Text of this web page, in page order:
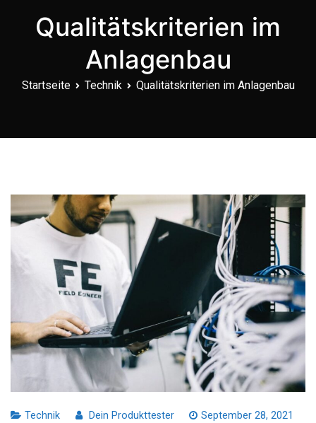
Qualitätskriterien im
Anlagenbau
Startseite Technik Qualitätskriterien im Anlagenbau
Technik Dein Produkttester September 28, 2021